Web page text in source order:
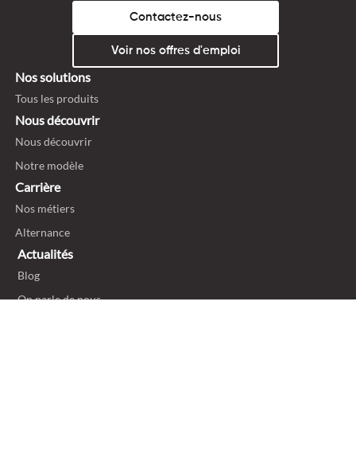
Nos solutions
Tous les produits
Nous découvrir
Nous découvrir
Notre modèle
Carrière
Nos métiers
Alternance
Actualités
Blog
On parle de nous
Contactez-nous
Voir nos offres d'emploi